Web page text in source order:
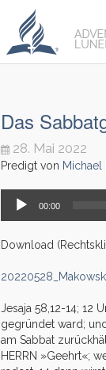
Das
28. Mai 2022
Predigt von Michael
Audio-
Player
00:00
Download
Jesaja 58,12-14;
gegründet ward;
am Sabbat
HERRN »Geehrt«;